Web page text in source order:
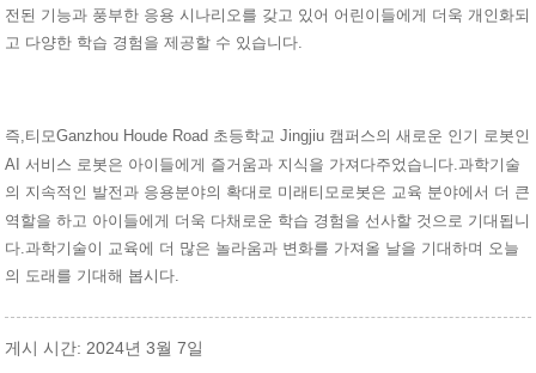
전된 기능과 풍부한 응용 시나리오를 갖고 있어 어린이들에게 더욱 개인화되
고 다양한 학습 경험을 제공할 수 있습니다.
즉, 티모Ganzhou Houde Road 초등학교 Jingjiu 캠퍼스의 새로운 인기 로봇인
AI 서비스 로봇은 아이들에게 즐거움과 지식을 가져다주었습니다.과학기술
의 지속적인 발전과 응용분야의 확대로 미래 티모 로봇은 교육 분야에서 더 큰
역할을 하고 아이들에게 더욱 다채로운 학습 경험을 선사할 것으로 기대됩니
다.과학기술이 교육에 더 많은 놀라움과 변화를 가져올 날을 기대하며 오늘
의 도래를 기대해 봅시다.
게시 시간: 2024년 3월 7일